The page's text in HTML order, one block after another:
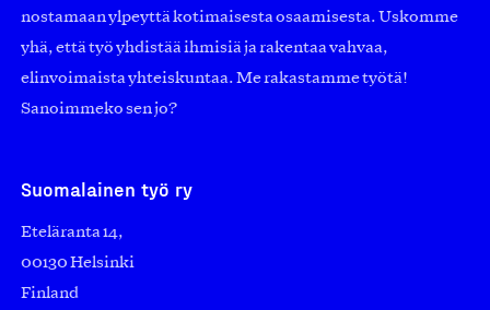
nostamaan ylpeyttä kotimaisesta osaamisesta. Uskomme
yhä, että työ yhdistää ihmisiä ja rakentaa vahvaa,
elinvoimaista yhteiskuntaa. Me rakastamme työtä!
Sanoimmeko sen jo?
Suomalainen työ ry
Eteläranta 14,
00130 Helsinki
Finland